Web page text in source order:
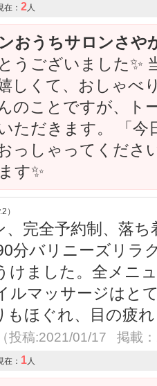
在： 2人
おうちサロンさや
うございました✨
しくて、おしゃべ
のことですが、ト
ただきます。 「今
っしゃってくださ
す✨
）
、完全予約制、落
分バリニーズリラ
けました。全メニ
ルマッサージはと
もほぐれ、目の疲
（投稿:2021/01/17 掲載
在： 1人